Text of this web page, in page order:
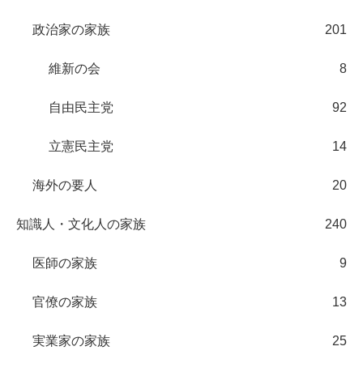
政治家の家族 201
維新の会 8
自由民主党 92
立憲民主党 14
海外の要人 20
知識人・文化人の家族 240
医師の家族 9
官僚の家族 13
実業家の家族 25